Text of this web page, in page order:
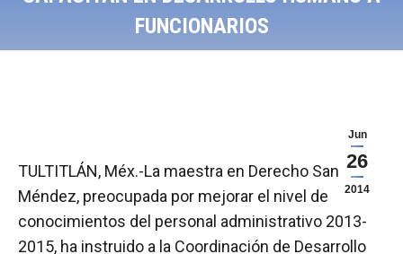
FUNCIONARIOS
Jun
26
2014
TULTITLÁN, Méx.-La maestra en Derecho Sandra
Méndez, preocupada por mejorar el nivel de
conocimientos del personal administrativo 2013-
2015, ha instruido a la Coordinación de Desarrollo